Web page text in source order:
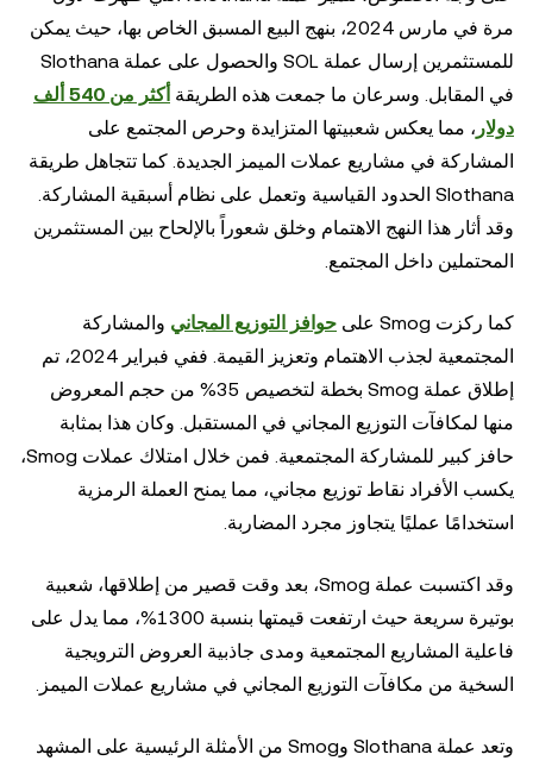
مرة في مارس 2024، بنهج البيع المسبق الخاص بها، حيث يمكن
للمستثمرين إرسال عملة SOL والحصول على عملة Slothana
في المقابل. وسرعان ما جمعت هذه الطريقة
أكثر من 540 ألف
دولار ، مما يعكس شعبيتها المتزايدة وحرص المجتمع على
المشاركة في مشاريع عملات الميمز الجديدة. كما تتجاهل طريقة
Slothana الحدود القياسية وتعمل على نظام أسبقية المشاركة.
وقد أثار هذا النهج الاهتمام وخلق شعوراً بالإلحاح بين المستثمرين
المحتملين داخل المجتمع.
كما ركزت Smog على حوافز التوزيع المجاني والمشاركة
المجتمعية لجذب الاهتمام وتعزيز القيمة. ففي فبراير 2024، تم
إطلاق عملة Smog بخطة لتخصيص 35% من حجم المعروض
منها لمكافآت التوزيع المجاني في المستقبل. وكان هذا بمثابة
حافز كبير للمشاركة المجتمعية. فمن خلال امتلاك عملات Smog،
يكسب الأفراد نقاط توزيع مجاني، مما يمنح العملة الرمزية
استخدامًا عمليًا يتجاوز مجرد المضاربة.
وقد اكتسبت عملة Smog، بعد وقت قصير من إطلاقها، شعبية
بوتيرة سريعة حيث ارتفعت قيمتها بنسبة 1300%، مما يدل على
فاعلية المشاريع المجتمعية ومدى جاذبية العروض الترويجية
السخية من مكافآت التوزيع المجاني في مشاريع عملات الميمز.
وتعد عملة Slothana وSmog من الأمثلة الرئيسية على المشهد